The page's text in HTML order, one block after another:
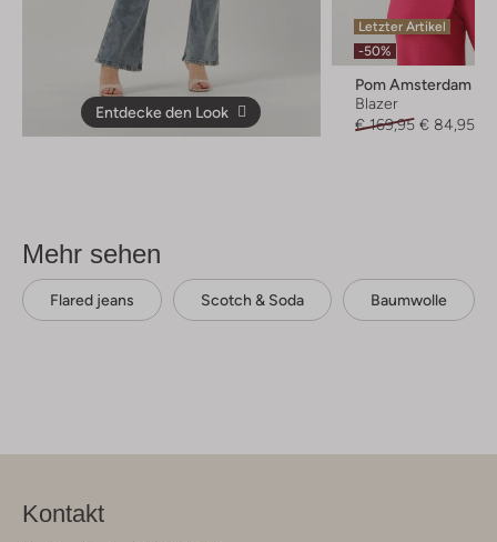
Entdecke den Look
Letzter Artikel
-50%
Pom Amsterdam
Blazer
€ 169,95 € 84,95
Mehr sehen
Flared jeans Scotch & Soda Baumwolle
Kontakt